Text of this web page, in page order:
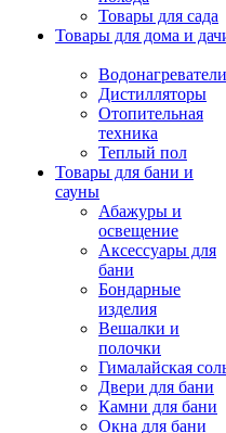
Товары для сада
Товары для дома и
Водонагреватели
Дистилляторы
Отопительная
техника
Теплый пол
Товары для бани и
сауны
Абажуры и
освещение
Аксессуары для
бани
Бондарные
изделия
Вешалки и
полочки
Гималайская
Двери для бани
Камни для бани
Окна для бани